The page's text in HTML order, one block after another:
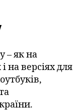
– як на
на версіях для